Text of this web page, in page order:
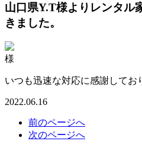
山口県Y.T様よりレンタル
きました。
様
いつも迅速な対応に感謝してお
2022.06.16
前のページへ
次のページへ